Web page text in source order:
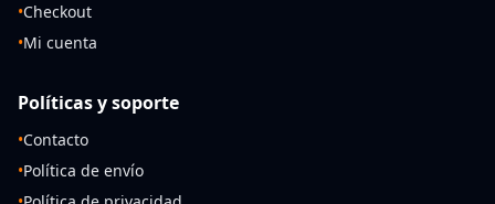
•Checkout
•Mi cuenta
Políticas y soporte
•Contacto
•Política de envío